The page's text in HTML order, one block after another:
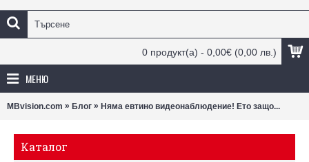
0 продукт(а) - 0,00€ (0,00 лв.)
МЕНЮ
MBvision.com » Блог » Няма евтино видеонаблюдение! Ето защо...
Каталог